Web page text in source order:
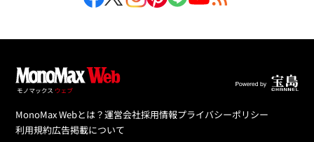
MonoMax Webとは？運営会社採用情報プライバシーポリシー
利用規約広告掲載について